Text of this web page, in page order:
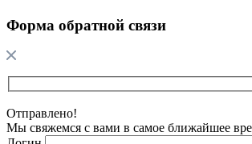
Форма обратной связи
Отправлено!
Мы свяжемся с вами в самое ближайшее